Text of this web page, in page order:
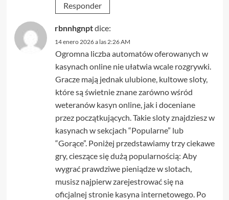
Responder
rbnnhgnptdice:
14 enero 2026 a las 2:26 AM
Ogromna liczba automatów oferowanych w
kasynach online nie ułatwia wcale rozgrywki.
Gracze mają jednak ulubione, kultowe sloty,
które są świetnie znane zarówno wśród
weteranów kasyn online, jak i doceniane
przez początkujących. Takie sloty znajdziesz w
kasynach w sekcjach “Popularne” lub
“Gorące”. Poniżej przedstawiamy trzy ciekawe
gry, cieszące się dużą popularnością: Aby
wygrać prawdziwe pieniądze w slotach,
musisz najpierw zarejestrować się na
oficjalnej stronie kasyna internetowego. Po